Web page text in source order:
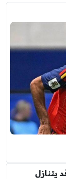
يتنازل